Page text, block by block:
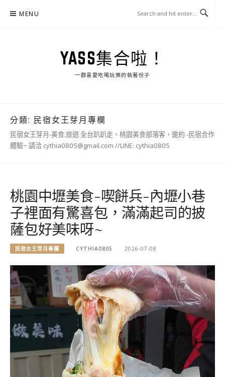
MENU
YASS集合啦！
一群喜愛吃喝玩樂的執著份子
分類: 民宿女王芽月專欄
民宿女王芽月-美食.旅遊.全台趴趴走，桃園美食部落客，邀約 -民宿合作
體驗~ 請洽 cythia0805@gmail.com //LINE: cythia0805
桃園中壢美食-喫餅兵-內壢小巷
子裡面有驚喜包，滿滿起司的披
薩包好美味呀~
民宿女王芽月專欄 CYTHIA0805 2026-07-08